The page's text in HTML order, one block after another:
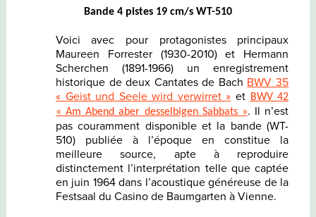
Bande 4 pistes 19 cm/s WT-510
Voici avec pour protagonistes principaux
Maureen Forrester (1930-2010) et Hermann
Scherchen (1891-1966) un enregistrement
historique de deux Cantates de Bach BWV 35
« Geist und Seele wird verwirret » et BWV 42
« Am Abend aber desselbigen Sabbats ». Il n’est
pas couramment disponible et la bande (WT-
510) publiée à l’époque en constitue la
meilleure source, apte à reproduire
distinctement l’interprétation telle que captée
en juin 1964 dans l’acoustique généreuse de la
Festsaal du Casino de Baumgarten à Vienne.